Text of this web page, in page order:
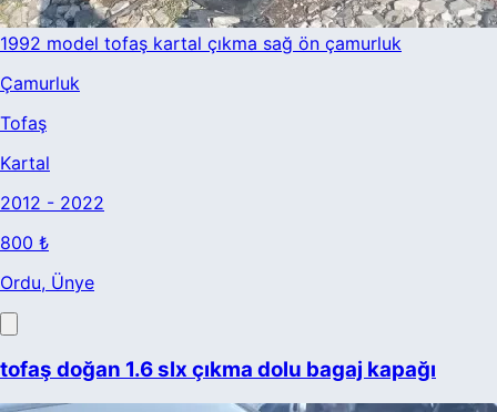
1992 model tofaş kartal çıkma sağ ön çamurluk
Çamurluk
Tofaş
Kartal
2012 - 2022
800 ₺
Ordu, Ünye
tofaş doğan 1.6 slx çıkma dolu bagaj kapağı